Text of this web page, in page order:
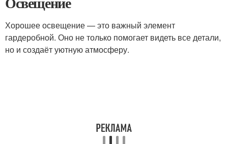
Хорошее освещение — это важный элемент
гардеробной. Оно не только помогает видеть все детали,
но и создаёт уютную атмосферу.